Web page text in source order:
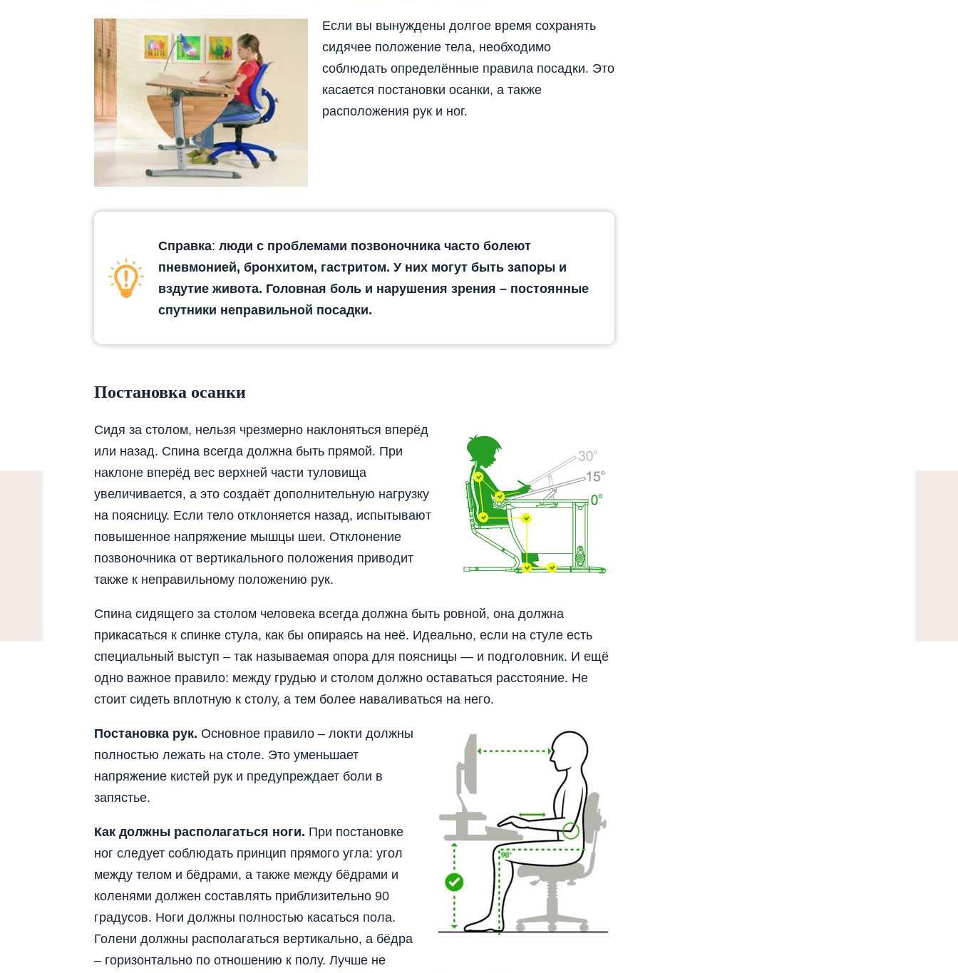
Если вы вынуждены долгое время сохранять
сидячее положение тела, необходимо
соблюдать определённые правила посадки. Это
касается постановки осанки, а также
расположения рук и ног.
Справка: люди с проблемами позвоночника часто болеют
пневмонией, бронхитом, гастритом. У них могут быть запоры и
вздутие живота. Головная боль и нарушения зрения – постоянные
спутники неправильной посадки.
Постановка осанки
Сидя за столом, нельзя чрезмерно наклоняться вперёд
или назад. Спина всегда должна быть прямой. При
наклоне вперёд вес верхней части туловища
увеличивается, а это создаёт дополнительную нагрузку
на поясницу. Если тело отклоняется назад, испытывают
повышенное напряжение мышцы шеи. Отклонение
позвоночника от вертикального положения приводит
также к неправильному положению рук.
Спина сидящего за столом человека всегда должна быть ровной, она должна
прикасаться к спинке стула, как бы опираясь на неё. Идеально, если на стуле есть
специальный выступ – так называемая опора для поясницы — и подголовник. И ещё
одно важное правило: между грудью и столом должно оставаться расстояние. Не
стоит сидеть вплотную к столу, а тем более наваливаться на него.
Постановка рук. Основное правило – локти должны
полностью лежать на столе. Это уменьшает
напряжение кистей рук и предупреждает боли в
запястье.
Как должны располагаться ноги. При постановке
ног следует соблюдать принцип прямого угла: угол
между телом и бёдрами, а также между бёдрами и
коленями должен составлять приблизительно 90
градусов. Ноги должны полностью касаться пола.
Голени должны располагаться вертикально, а бёдра
– горизонтально по отношению к полу. Лучше не